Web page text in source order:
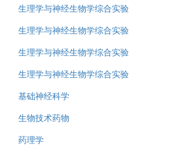
生理学与神经生物学综合实验
生理学与神经生物学综合实验
生理学与神经生物学综合实验
生理学与神经生物学综合实验
基础神经科学
生物技术药物
药理学